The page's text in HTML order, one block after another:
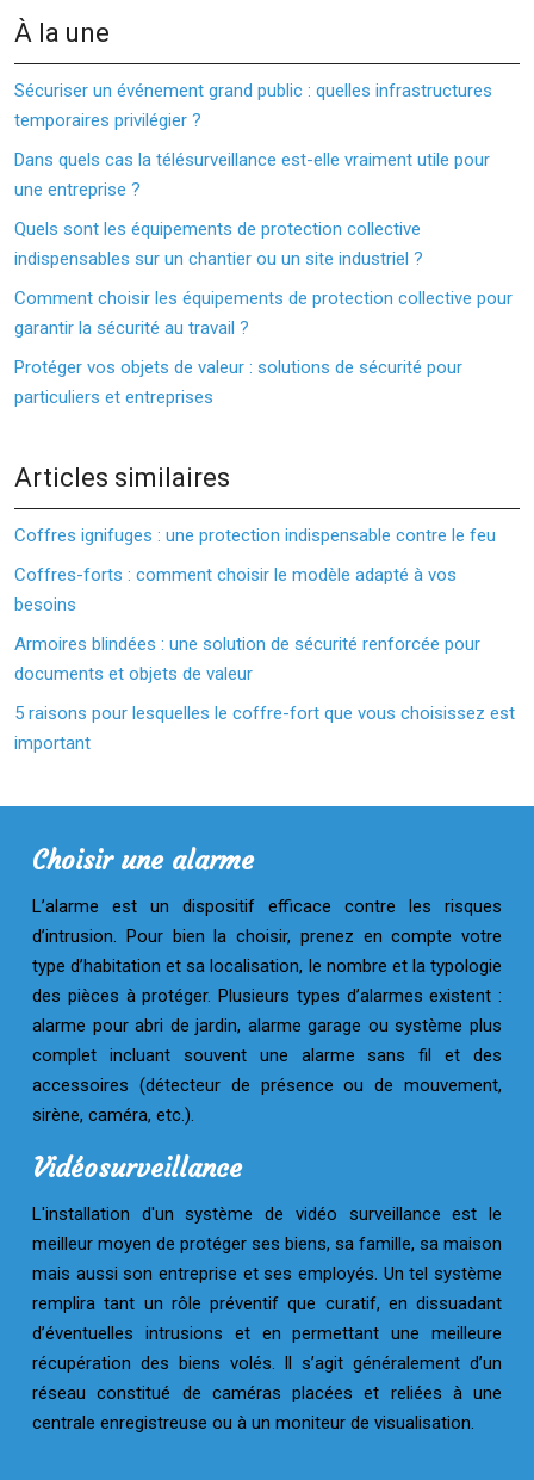
À la une
Sécuriser un événement grand public : quelles infrastructures
temporaires privilégier ?
Dans quels cas la télésurveillance est-elle vraiment utile pour
une entreprise ?
Quels sont les équipements de protection collective
indispensables sur un chantier ou un site industriel ?
Comment choisir les équipements de protection collective pour
garantir la sécurité au travail ?
Protéger vos objets de valeur : solutions de sécurité pour
particuliers et entreprises
Articles similaires
Coffres ignifuges : une protection indispensable contre le feu
Coffres-forts : comment choisir le modèle adapté à vos
besoins
Armoires blindées : une solution de sécurité renforcée pour
documents et objets de valeur
5 raisons pour lesquelles le coffre-fort que vous choisissez est
important
Choisir une alarme
L’alarme est un dispositif efficace contre les risques
d’intrusion. Pour bien la choisir, prenez en compte votre
type d’habitation et sa localisation, le nombre et la typologie
des pièces à protéger. Plusieurs types d’alarmes existent :
alarme pour abri de jardin, alarme garage ou système plus
complet incluant souvent une alarme sans fil et des
accessoires (détecteur de présence ou de mouvement,
sirène, caméra, etc.).
Vidéosurveillance
L'installation d'un système de vidéo surveillance est le
meilleur moyen de protéger ses biens, sa famille, sa maison
mais aussi son entreprise et ses employés. Un tel système
remplira tant un rôle préventif que curatif, en dissuadant
d’éventuelles intrusions et en permettant une meilleure
récupération des biens volés. Il s’agit généralement d’un
réseau constitué de caméras placées et reliées à une
centrale enregistreuse ou à un moniteur de visualisation.